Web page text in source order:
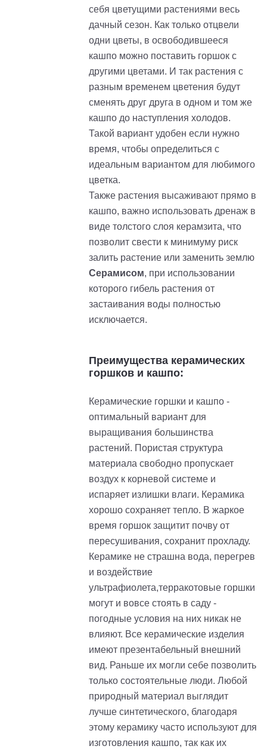
себя цветущими растениями весь
дачный сезон. Как только отцвели
одни цветы, в освободившееся
кашпо можно поставить горшок с
другими цветами. И так растения с
разным временем цветения будут
сменять друг друга в одном и том же
кашпо до наступления холодов.
Такой вариант удобен если нужно
время, чтобы определиться с
идеальным вариантом для любимого
цветка.
Также растения высаживают прямо в
кашпо, важно использовать дренаж в
виде толстого слоя керамзита, что
позволит свести к минимуму риск
залить растение или заменить землю
Серамисом, при использовании
которого гибель растения от
застаивания воды полностью
исключается.
Преимущества керамических
горшков и кашпо:
Керамические горшки и кашпо -
оптимальный вариант для
выращивания большинства
растений. Пористая структура
материала свободно пропускает
воздух к корневой системе и
испаряет излишки влаги. Керамика
хорошо сохраняет тепло. В жаркое
время горшок защитит почву от
пересушивания, сохранит прохладу.
Керамике не страшна вода, перегрев
и воздействие
ультрафиолета,терракотовые горшки
могут и вовсе стоять в саду -
погодные условия на них никак не
влияют. Все керамические изделия
имеют презентабельный внешний
вид. Раньше их могли себе позволить
только состоятельные люди. Любой
природный материал выглядит
лучше синтетического, благодаря
этому керамику часто используют для
изготовления кашпо, так как их